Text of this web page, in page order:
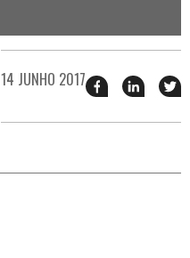
14 JUNHO 2017 Compartilhar
esse
no
esse
no